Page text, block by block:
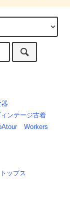
器
ンテージ古着
Workers
トップス